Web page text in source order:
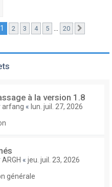
sur20
1 2 3 4 5 … 20
à la version 1.8
arfang « lun. juil. 27, 2026
ARGH « jeu. juil. 23, 2026
générale